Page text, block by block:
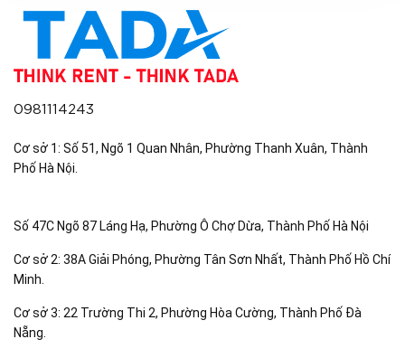
0981114243
Cơ sở 1: Số 51, Ngõ 1 Quan Nhân, Phường Thanh Xuân, Thành
Phố Hà Nội.
Số 47C Ngõ 87 Láng Hạ, Phường Ô Chợ Dừa, Thành Phố Hà Nội
Cơ sở 2: 38A Giải Phóng, Phường Tân Sơn Nhất, Thành Phố Hồ Chí
Minh.
Cơ sở 3: 22 Trường Thi 2, Phường Hòa Cường, Thành Phố Đà
Nẵng.